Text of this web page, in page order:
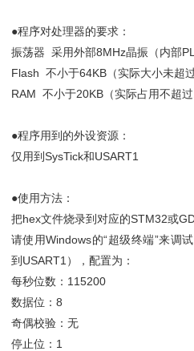
●程序对处理器的要求：
振荡器 采用外部8MHz晶振（内部
Flash 不小于64KB（实际大小未超过
RAM 不小于20KB（实际占用不超过
●程序用到的外设资源：
仅用到SysTick和USART1
●使用方法：
把hex文件烧录到对应的STM32或
请使用Windows的“超级终端”来调
到USART1），配置为：
每秒位数：115200
数据位：8
奇偶校验：无
停止位：1